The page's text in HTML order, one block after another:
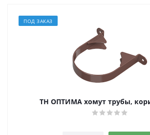
ПОД ЗАКАЗ
ТН ОПТИМА хомут трубы,